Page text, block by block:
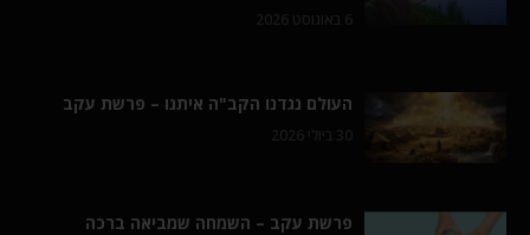
6 באוגוסט 2026
העולם נגדנו הקב"ה איתנו – פרשת עקב
30 ביולי 2026
פרשת עקב – השמחה שמביאה ברכה